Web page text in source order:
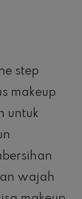
step
makeup
untuk
wajah